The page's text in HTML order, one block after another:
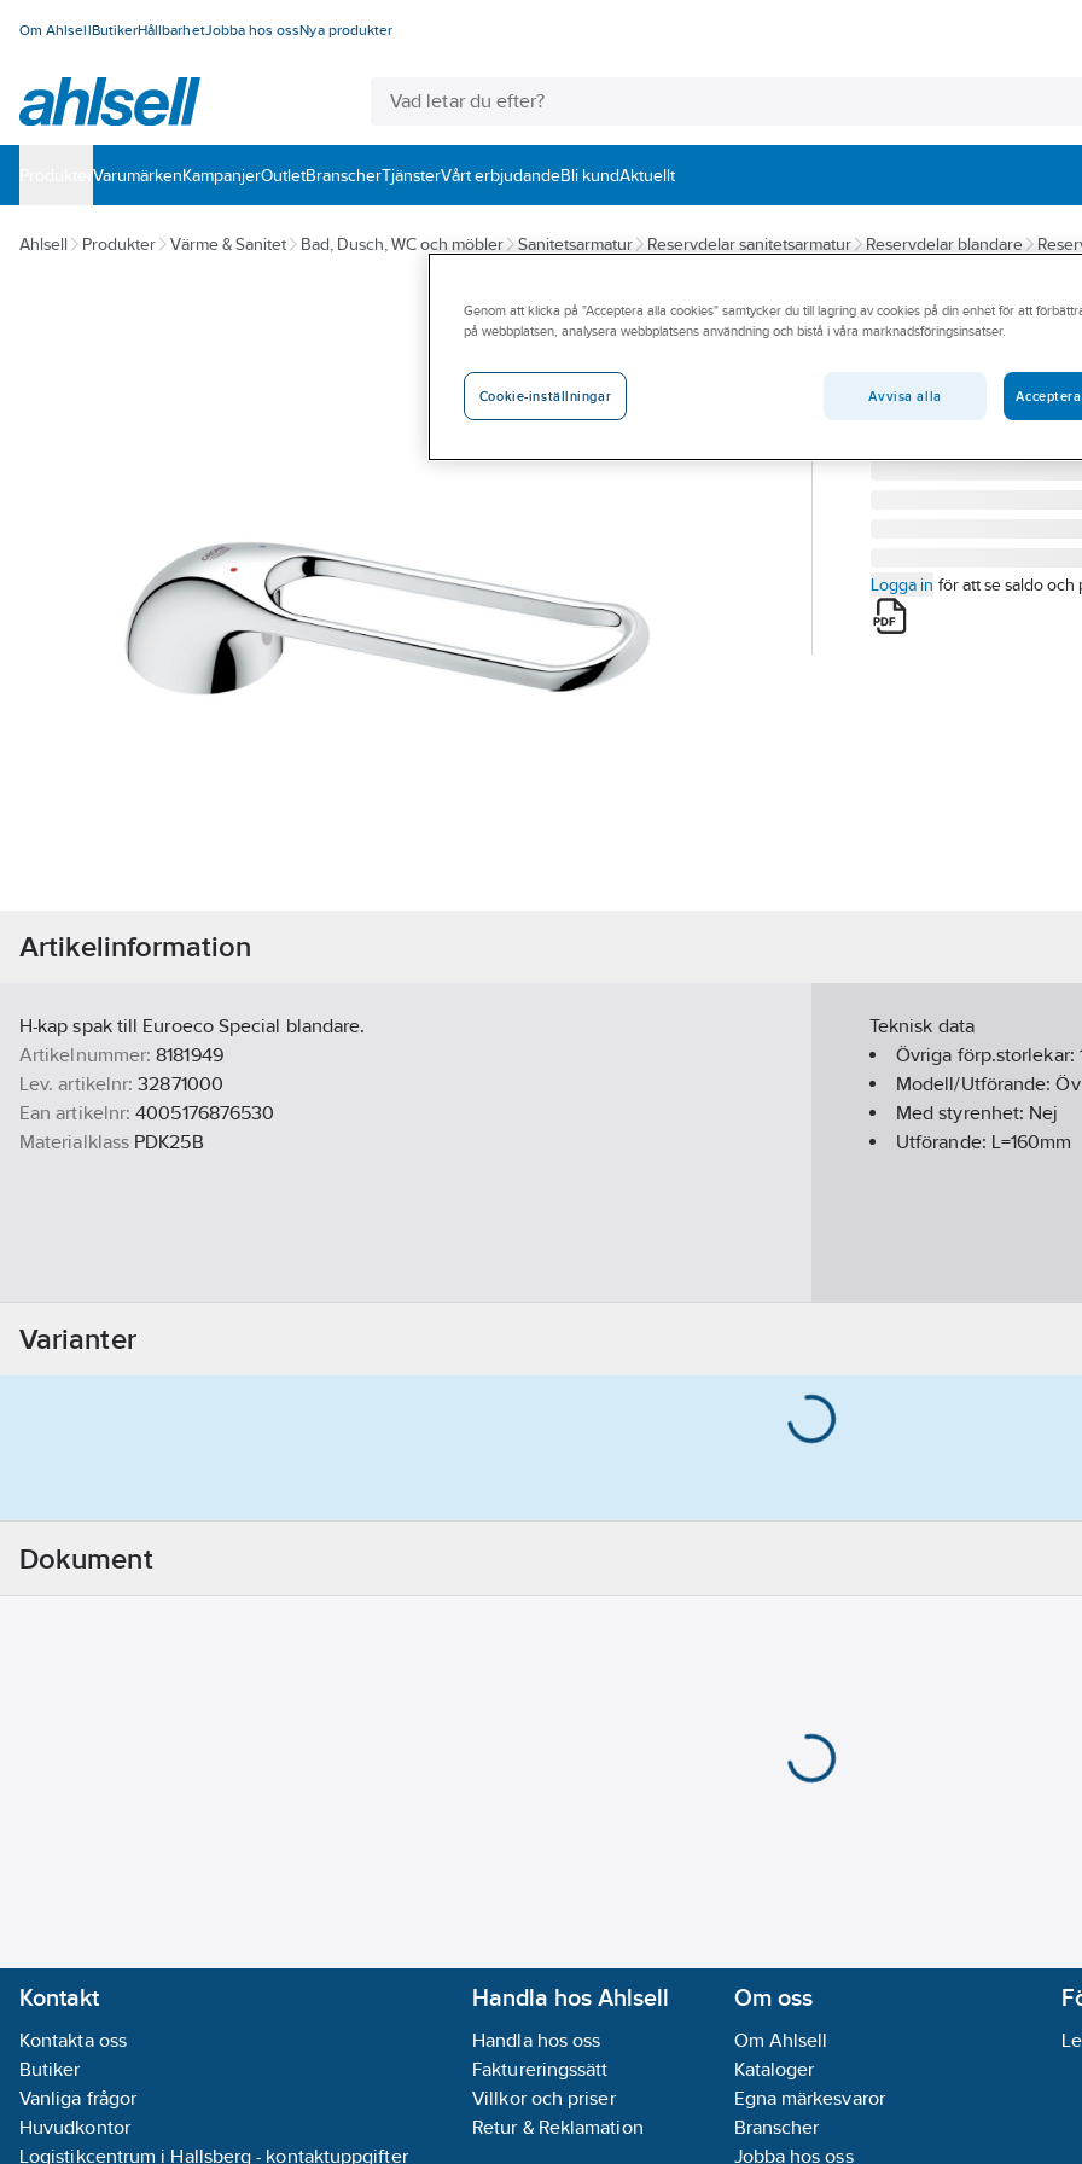
Om AhlsellButikerHållbarhetJobba hos ossNya produkter
VarumärkenKampanjerOutletBranscherTjänsterVårt erbjudandeBli kundAktuellt
Ahlsell Produkter Värme & Sanitet Bad, Dusch, WC och möbler Sanitetsarmatur Reservdelar sanitetsarmatur Reservdelar blandare
GROHE
H-kap spak,
GROHE H-KAP SPAK
Artikelnummer:
8181949
32871000
Logga in för att se saldo och
Artikelinformation
H-kap spak till Euroeco Special blandare.
Artikelnummer: 8181949
Lev. artikelnr: 32871000
Ean artikelnr: 4005176876530
Materialklass PDK25B
Teknisk data
Övriga förp.storlekar:
Modell/Utförande:
Med styrenhet: Nej
Utförande: L=160mm
Varianter
Dokument
Kontakt
Kontakta oss
Butiker
Vanliga frågor
Huvudkontor
Logistikcentrum i Hallsberg - kontaktuppgifter
Handla hos Ahlsell
Handla hos oss
Faktureringssätt
Villkor och priser
Retur & Reklamation
Om oss
Om Ahlsell
Kataloger
Egna märkesvaror
Branscher
Jobba hos oss
Genom att klicka på "Acceptera alla cookies" samtycker du till lagring av cookies på din enhet för att
på webbplatsen, analysera webbplatsens användning och bistå i våra marknadsföringsinsatser.
Cookie-inställningar Avvisa alla